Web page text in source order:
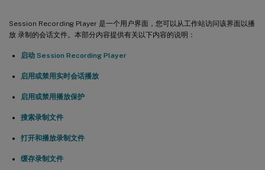
Session Recording Player 是一个用户界面，您可以从工作站访问该界面以播
放 录制的会话文件。本部分内容提供有关以下内容的说明：
启动 Session Recording Player
启用或禁用实时会话播放
启用或禁用播放保护
搜索录制文件
打开和播放录制文件
缓存录制文件